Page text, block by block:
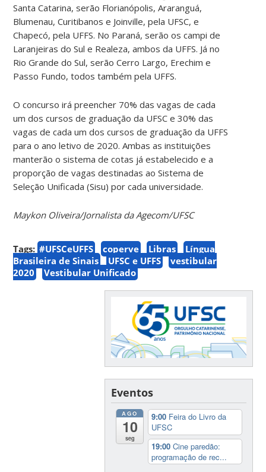
Santa Catarina, serão Florianópolis, Araranguá,
Blumenau, Curitibanos e Joinville, pela UFSC, e
Chapecó, pela UFFS. No Paraná, serão os campi de
Laranjeiras do Sul e Realeza, ambos da UFFS. Já no
Rio Grande do Sul, serão Cerro Largo, Erechim e
Passo Fundo, todos também pela UFFS.
O concurso irá preencher 70% das vagas de cada
um dos cursos de graduação da UFSC e 30% das
vagas de cada um dos cursos de graduação da UFFS
para o ano letivo de 2020. Ambas as instituições
manterão o sistema de cotas já estabelecido e a
proporção de vagas destinadas ao Sistema de
Seleção Unificada (Sisu) por cada universidade.
Maykon Oliveira/Jornalista da Agecom/UFSC
Tags: #UFSCeUFFS coperve Libras
Língua
Brasileira de Sinais
UFSC e UFFS
vestibular
2020
Vestibular Unificado
Eventos
AGO
10
seg
9:00 Feira do Livro da
UFSC
19:00Cine paredão:
programação de rec...